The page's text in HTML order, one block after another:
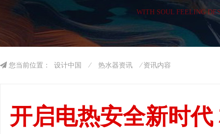
WITH SOUL FEELING
您当前位置： 设计中国 ⁄ 热水器资讯 ⁄ 资讯内容
开启电热安全新时